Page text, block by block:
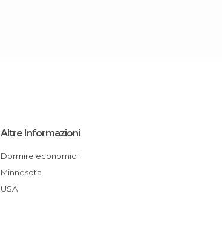
Altre Informazioni
Dormire economici
Minnesota
USA